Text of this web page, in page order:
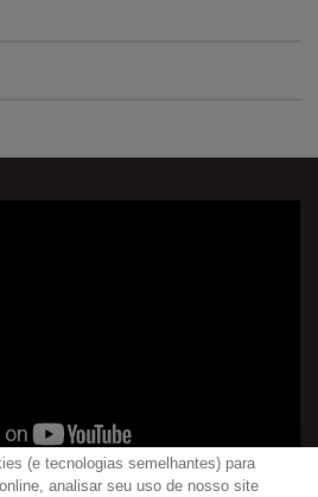
(e tecnologias semelhantes) para
analisar seu uso de nosso site